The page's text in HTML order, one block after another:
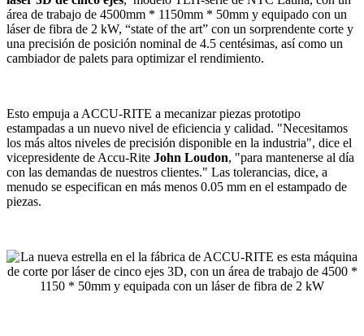
área de trabajo de 4500mm * 1150mm * 50mm y equipado con un
láser de fibra de 2 kW, “state of the art” con un sorprendente corte y
una precisión de posición nominal de 4.5 centésimas, así como un
cambiador de palets para optimizar el rendimiento.
Esto empuja a ACCU-RITE a mecanizar piezas prototipo
estampadas a un nuevo nivel de eficiencia y calidad. "Necesitamos
los más altos niveles de precisión disponible en la industria", dice el
vicepresidente de Accu-Rite John Loudon, "para mantenerse al día
con las demandas de nuestros clientes." Las tolerancias, dice, a
menudo se especifican en más menos 0.05 mm en el estampado de
piezas.